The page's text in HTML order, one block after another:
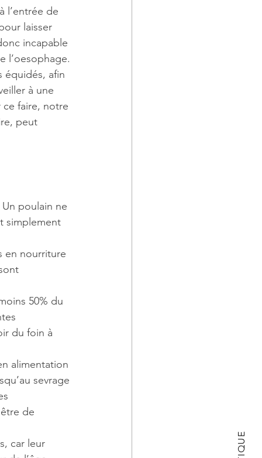
l’entrée de
laisser
incapable
l’oesophage.
équidés, afin
à une
ce faire, notre
peut
poulain ne
simplement
en nourriture
50% du
du foin à
alimentation
sevrage
de
car leur